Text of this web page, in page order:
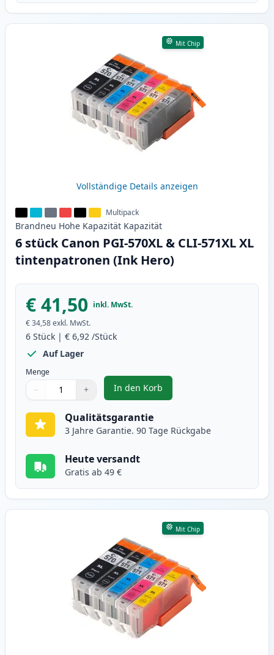
Mit Chip
Vollständige Details anzeigen
Multipack
Brandneu Hohe Kapazität Kapazität
6 stück Canon PGI-570XL & CLI-571XL XL
tintenpatronen (Ink Hero)
€ 41,50 inkl. MwSt.
€ 34,58exkl. MwSt.
6 Stück | € 6,92 /Stück
Auf Lager
Menge
Verwenden Sie die Tasten, um anzupassen
− +
1
In den Korb
, 6 stück Canon PGI-570XL &
Qualitätsgarantie
3 Jahre Garantie. 90 Tage Rückgabe
Heute versandt
Gratis ab 49 €
Mit Chip